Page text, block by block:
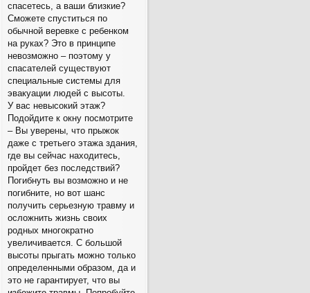
спасетесь, а ваши близкие?
Сможете спуститься по
обычной веревке с ребенком
на руках? Это в принципе
невозможно – поэтому у
спасателей существуют
специальные системы для
эвакуации людей с высоты.
У вас невысокий этаж?
Подойдите к окну посмотрите
– Вы уверены, что прыжок
даже с третьего этажа здания,
где вы сейчас находитесь,
пройдет без последствий?
Погибнуть вы возможно и не
погибните, но вот шанс
получить серьезную травму и
осложнить жизнь своих
родных многократно
увеличивается. С большой
высоты прыгать можно только
определенными образом, да и
это не гарантирует, что вы